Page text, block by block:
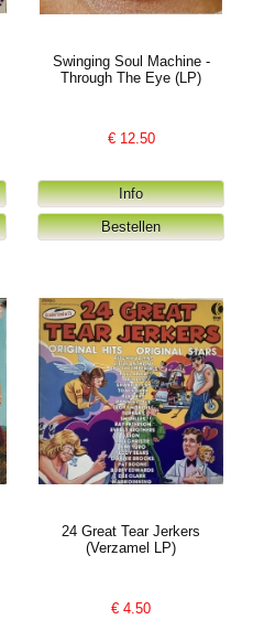
Swinging Soul Machine -
Through The Eye (LP)
€ 12.50
24 Great Tear Jerkers
(Verzamel LP)
€4.50